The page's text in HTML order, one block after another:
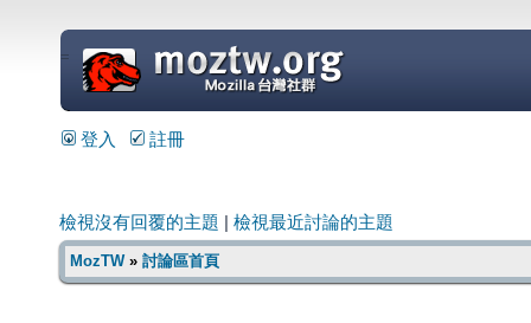
=
登入 註冊
檢視沒有回覆的主題 檢視最近討論的主題
MozTW» 討論區首頁